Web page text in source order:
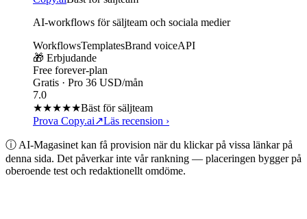
AI-workflows för säljteam och sociala medier
WorkflowsTemplatesBrand voiceAPI
🎁 Erbjudande
Free forever-plan
Gratis · Pro 36 USD/mån
7.0
★★★★★Bäst för säljteam
Prova Copy.ai↗Läs recension ›
ⓘ AI-Magasinet kan få provision när du klickar på vissa länkar på
denna sida. Det påverkar inte vår rankning — placeringen bygger på
oberoende test och redaktionellt omdöme.